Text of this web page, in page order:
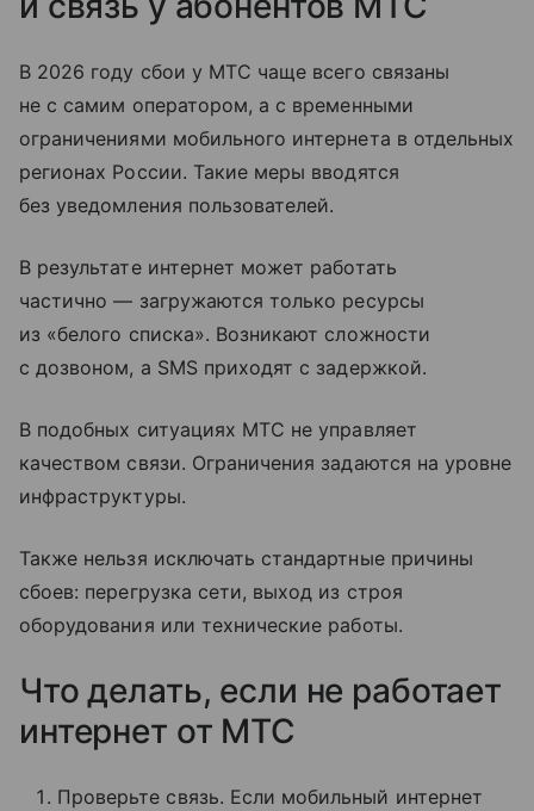
В 2026 году сбои у МТС чаще всего связаны
не с самим оператором, а с временными
ограничениями мобильного интернета в отдельных
регионах России. Такие меры вводятся
без уведомления пользователей.
В результате интернет может работать
частично — загружаются только ресурсы
из «белого списка». Возникают сложности
с дозвоном, а SMS приходят с задержкой.
В подобных ситуациях МТС не управляет
качеством связи. Ограничения задаются на уровне
инфраструктуры.
Также нельзя исключать стандартные причины
сбоев: перегрузка сети, выход из строя
оборудования или технические работы.
Что делать, если не работает
интернет от МТС
Проверьте связь. Если мобильный интернет